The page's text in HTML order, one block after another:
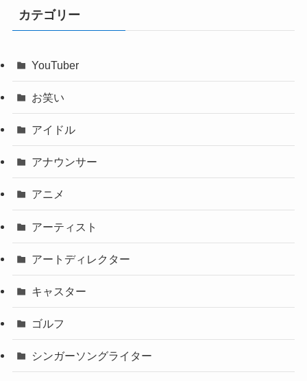
カテゴリー
YouTuber
お笑い
アイドル
アナウンサー
アニメ
アーティスト
アートディレクター
キャスター
ゴルフ
シンガーソングライター